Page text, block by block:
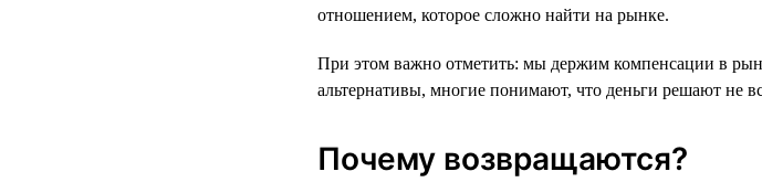
отношением, которое сложно найти на рынке.
При этом важно отметить: мы держим компенсации в
альтернативы, многие понимают, что деньги решают не
Почему возвращаются?